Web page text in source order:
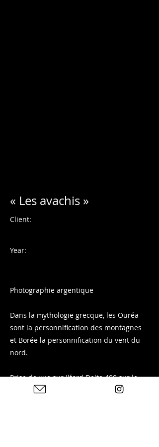
« Les avachis »
Client:
Year:
Photographie argentique
Dans la mythologie grecque, les Ouréa
sont la personnification des montagnes
et Borée la personnification du vent du
nord.
Prise de vue sur Ilford Delta 400 sur le
massif des Arves depuis Fontcouverte-la-